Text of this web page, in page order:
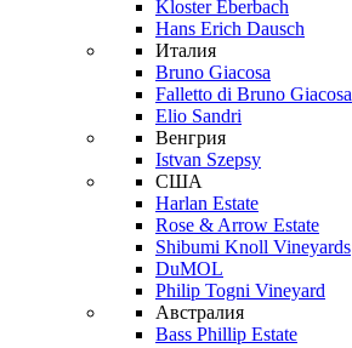
Kloster Eberbach
Hans Erich Dausch
Италия
Bruno Giacosa
Falletto di Bruno Giacosa
Elio Sandri
Венгрия
Istvan Szepsy
США
Harlan Estate
Rose & Arrow Estate
Shibumi Knoll Vineyards
DuMOL
Philip Togni Vineyard
Австралия
Bass Phillip Estate